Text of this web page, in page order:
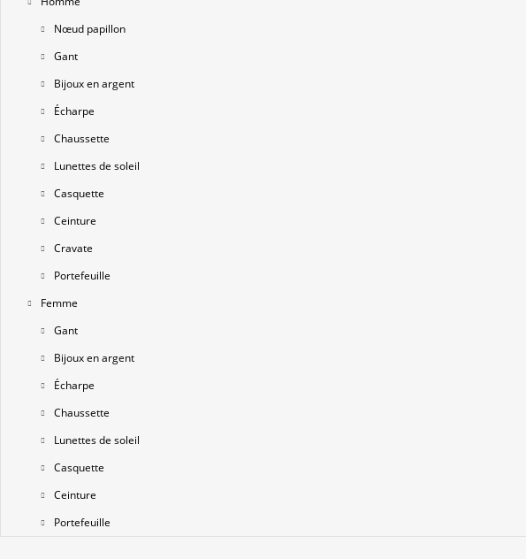
Nœud papillon
Gant
Bijoux en argent
Écharpe
Chaussette
Lunettes de soleil
Casquette
Ceinture
Cravate
Portefeuille
Femme
Gant
Bijoux en argent
Écharpe
Chaussette
Lunettes de soleil
Casquette
Ceinture
Portefeuille